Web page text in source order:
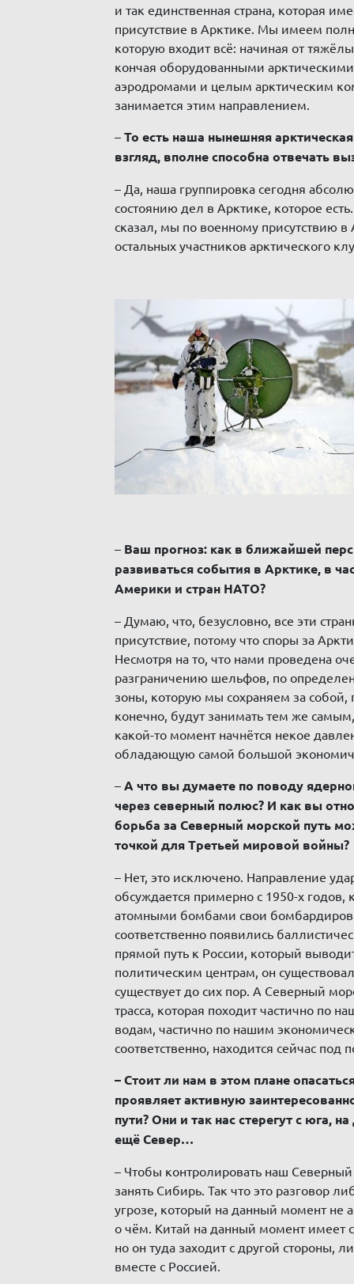
и так единственная страна, которая
присутствие в Арктике. Мы имеем
которую входит всё: начиная от
кончая оборудованными
аэродромами и целым арктическим
занимается этим направлением.
– То есть наша нынешняя
взгляд, вполне способна отвечать
– Да, наша группировка сегодня
состоянию дел в Арктике, которое
сказал, мы по военному присутствию
остальных участников арктического
– Ваш прогноз: как в ближайшей
развиваться события в Арктике, в
Америки и стран НАТО?
– Думаю, что, безусловно, все эти
присутствие, потому что споры за
Несмотря на то, что нами проведена
разграничению шельфов, по
зоны, которую мы сохраняем за собой,
конечно, будут занимать тем же
какой-то момент начнётся некое
обладающую самой большой
– А что вы думаете по поводу
через северный полюс? И как вы
борьба за Северный морской путь
точкой для Третьей мировой войны?
– Нет, это исключено. Направление
обсуждается примерно с 1950-х
атомными бомбами свои
соответственно появились
прямой путь к России, который
политическим центрам, он
существует до сих пор. А Северный
трасса, которая походит частично по
водам, частично по нашим
соответственно, находится сейчас
– Стоит ли нам в этом плане
проявляет активную
пути? Они и так нас стерегут с юга,
ещё Север…
– Чтобы контролировать наш
занять Сибирь. Так что это разговор
угрозе, который на данный момент не
о чём. Китай на данный момент имеет
но он туда заходит с другой стороны,
вместе с Россией.